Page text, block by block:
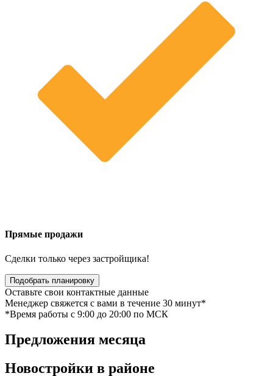
Прямые продажи
Сделки только через застройщика!
Подобрать планировку
Оставьте свои контактные данные
Менеджер свяжется с вами в течение 30 минут*
*Время работы c 9:00 до 20:00 по МСК
Предложения месяца
Новостройки в районе